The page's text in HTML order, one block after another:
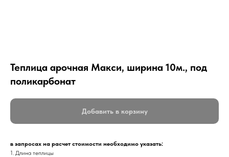
Теплица арочная Макси, ширина 10м., под
поликарбонат
Добавить в корзину
в запросах на расчет стоимости необходимо указать:
1. Длина теплицы